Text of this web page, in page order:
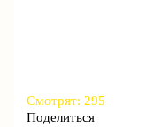
Смотрят: 295
Поделиться